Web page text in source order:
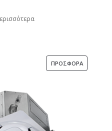
ΠΡΟΣΦΟΡΆΠΡΟΪΌΝ